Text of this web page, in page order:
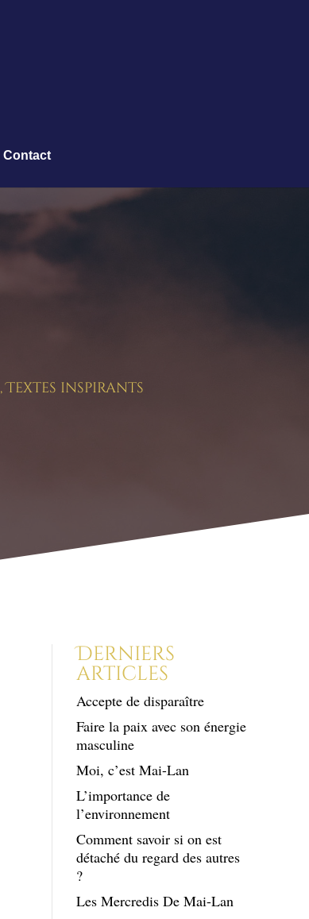
Contact
,Textes inspirants
Derniers
articles
Accepte de disparaître
Faire la paix avec son énergie
masculine
Moi, c’est Mai-Lan
L’importance de
l’environnement
Comment savoir si on est
détaché du regard des autres
?
Les Mercredis De Mai-Lan